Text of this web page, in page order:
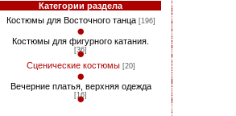
Категории раздела
Костюмы для Восточного танца [196]
Костюмы для фигурного катания.
[36]
Сценические костюмы [20]
Вечерние платья, верхняя одежда
[16]